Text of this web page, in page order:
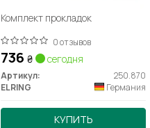
Комплект прокладок
0 отзывов
736 ₴ сегодня
Артикул:
250.870
ELRING
Германия
КУПИТЬ